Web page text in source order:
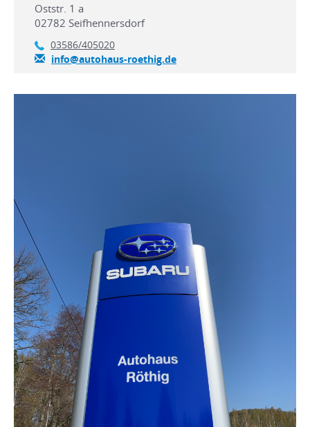
Oststr. 1 a
02782 Seifhennersdorf
03586/405020
info@autohaus-roethig.de